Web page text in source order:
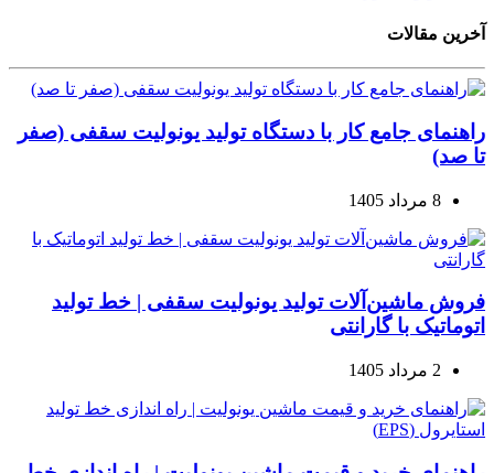
آخرین مقالات
راهنمای جامع کار با دستگاه تولید یونولیت سقفی (صفر
تا صد)
8 مرداد 1405
فروش ماشین‌آلات تولید یونولیت سقفی | خط تولید
اتوماتیک با گارانتی
2 مرداد 1405